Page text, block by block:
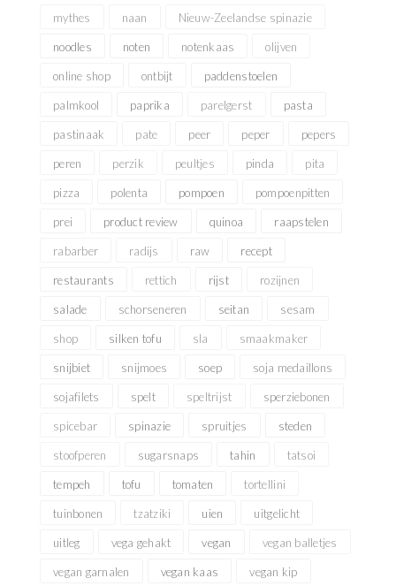
mythes naan Nieuw-Zeelandse spinazie
noodles noten notenkaas olijven
online shop ontbijt paddenstoelen
palmkool paprika parelgerst pasta
pastinaak pate peer peper pepers
peren perzik peultjes pinda pita
pizza polenta pompoen pompoenpitten
prei product review quinoa raapstelen
rabarber radijs raw recept
restaurants rettich rijst rozijnen
salade schorseneren seitan sesam
shop silken tofu sla smaakmaker
snijbiet snijmoes soep soja medaillons
sojafilets spelt speltrijst sperziebonen
spicebar spinazie spruitjes steden
stoofperen sugarsnaps tahin tatsoi
tempeh tofu tomaten tortellini
tuinbonen tzatziki uien uitgelicht
uitleg vega gehakt vegan vegan balletjes
vegan garnalen vegan kaas vegan kip